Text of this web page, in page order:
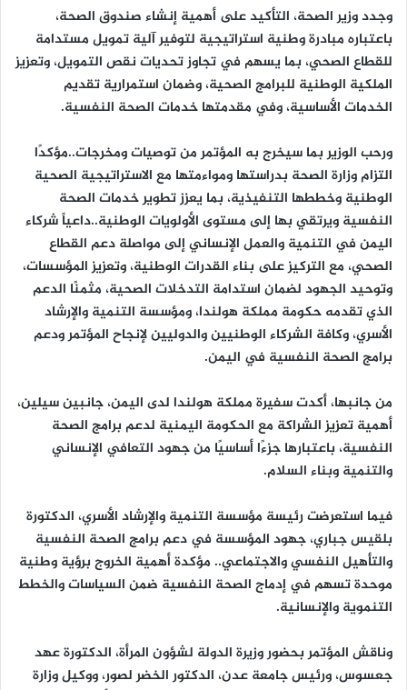
وجدد وزير الصحة، التأكيد على أهمية إنشاء صندوق الصحة،
باعتباره مبادرة وطنية استراتيجية لتوفير آلية تمويل مستدامة
للقطاع الصحي، بما يسهم في تجاوز تحديات نقص التمويل، وتعزيز
الملكية الوطنية للبرامج الصحية، وضمان استمرارية تقديم
الخدمات الأساسية، وفي مقدمتها خدمات الصحة النفسية.
ورحب الوزير بما سيخرج به المؤتمر من توصيات ومخرجات..مؤكدًا
التزام وزارة الصحة بدراستها ومواءمتها مع الاستراتيجية الصحية
الوطنية وخططها التنفيذية، بما يعزز تطوير خدمات الصحة
النفسية ويرتقي بها إلى مستوى الأولويات الوطنية..داعياً شركاء
اليمن في التنمية والعمل الإنساني إلى مواصلة دعم القطاع
الصحي، مع التركيز على بناء القدرات الوطنية، وتعزيز المؤسسات،
وتوحيد الجهود لضمان استدامة التدخلات الصحية، مثمنًا الدعم
الذي تقدمه حكومة مملكة هولندا، ومؤسسة التنمية والإرشاد
الأسري، وكافة الشركاء الوطنيين والدوليين لإنجاح المؤتمر ودعم
برامج الصحة النفسية في اليمن.
من جانبها، أكدت سفيرة مملكة هولندا لدى اليمن، جانبين سيلين،
أهمية تعزيز الشراكة مع الحكومة اليمنية لدعم برامج الصحة
النفسية، باعتبارها جزءًا أساسيًا من جهود التعافي الإنساني
والتنمية وبناء السلام.
فيما استعرضت رئيسة مؤسسة التنمية والإرشاد الأسري، الدكتورة
بلقيس جباري، جهود المؤسسة في دعم برامج الصحة النفسية
والتأهيل النفسي والاجتماعي.. مؤكدة أهمية الخروج برؤية وطنية
موحدة تسهم في إدماج الصحة النفسية ضمن السياسات والخطط
التنموية والإنسانية.
وناقش المؤتمر بحضور وزيرة الدولة لشؤون المرأة، الدكتورة عهد
جعسوس، ورئيس جامعة عدن، الدكتور الخضر لصور، ووكيل وزارة